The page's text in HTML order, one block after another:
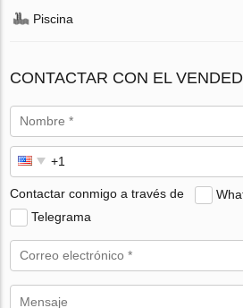
Piscina
CONTACTAR CON EL
Contactar conmigo a través de
Telegrama